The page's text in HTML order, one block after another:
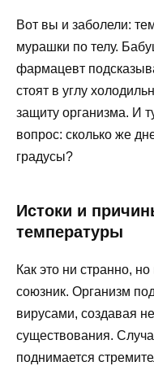
Вот вы и заболели:
мурашки по телу.
фармацевт
стоят в углу
защиту организма. И
вопрос: сколько же
градусы?
Истоки и
температуры
Как это ни странно,
союзник. Организм
вирусами, создавая
существования.
поднимается